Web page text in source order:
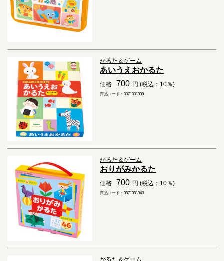
かるた＆ゲーム
あいうえおかるた
価格 700 円 (税込：10％)
商品コード：3071301339
かるた＆ゲーム
おりがみかるた
価格 700 円 (税込：10％)
商品コード：3071301340
かるた＆ゲーム